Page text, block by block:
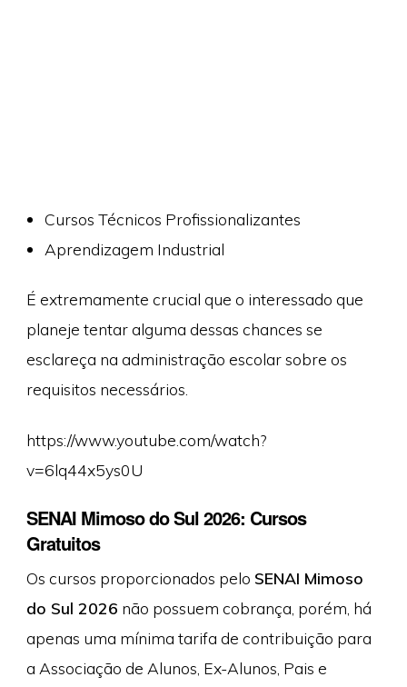
Cursos Técnicos Profissionalizantes
Aprendizagem Industrial
É extremamente crucial que o interessado que
planeje tentar alguma dessas chances se
esclareça na administração escolar sobre os
requisitos necessários.
https://www.youtube.com/watch?
v=6lq44x5ys0U
SENAI Mimoso do Sul 2026: Cursos
Gratuitos
Os cursos proporcionados pelo SENAI Mimoso
do Sul 2026 não possuem cobrança, porém, há
apenas uma mínima tarifa de contribuição para
a Associação de Alunos, Ex-Alunos, Pais e